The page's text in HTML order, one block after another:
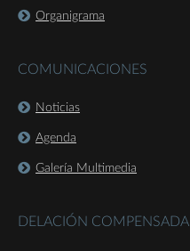
Organigrama
COMUNICACIONES
Noticias
Agenda
Galería Multimedia
DELACIÓN COMPENSADA